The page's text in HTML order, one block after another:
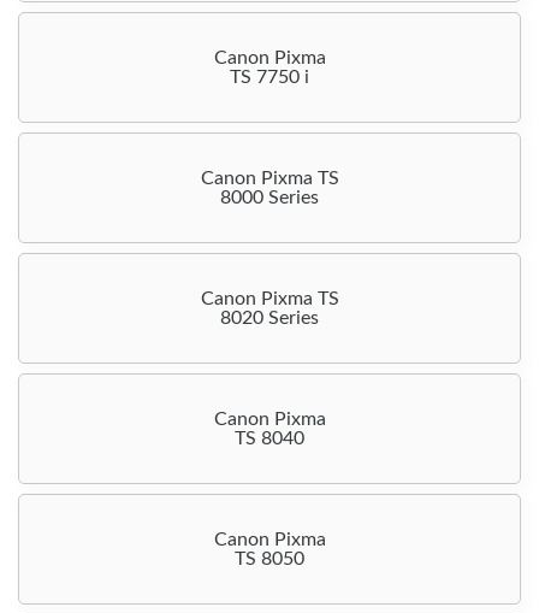
Canon Pixma
TS 7750 i
Canon Pixma TS
8000 Series
Canon Pixma TS
8020 Series
Canon Pixma
TS 8040
Canon Pixma
TS 8050